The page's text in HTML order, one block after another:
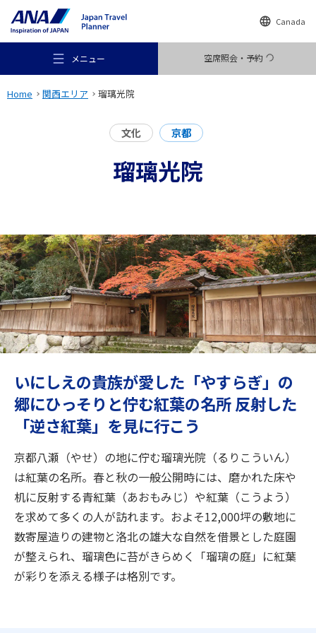
Canada
メニュー 空席照会・予約
行き先
旅のお役立ち情報
閉じる
Home 関西エリア 瑠璃光院
文化 京都
瑠璃光院
いにしえの貴族が愛した「やすらぎ」の
郷にひっそりと佇む紅葉の名所 反射した
「逆さ紅葉」を見に行こう
京都八瀬（やせ）の地に佇む瑠璃光院（るりこういん）
は紅葉の名所。春と秋の一般公開時には、磨かれた床や
机に反射する青紅葉（あおもみじ）や紅葉（こうよう）
を求めて多くの人が訪れます。およそ12,000坪の敷地に
数寄屋造りの建物と洛北の雄大な自然を借景とした庭園
が整えられ、瑠璃色に苔がきらめく「瑠璃の庭」に紅葉
が彩りを添える様子は格別です。